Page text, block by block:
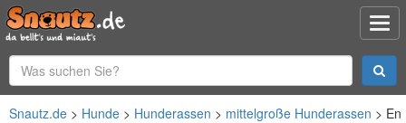
Snautz.de Hunde Hunderassen mittelgroße Hunderassen